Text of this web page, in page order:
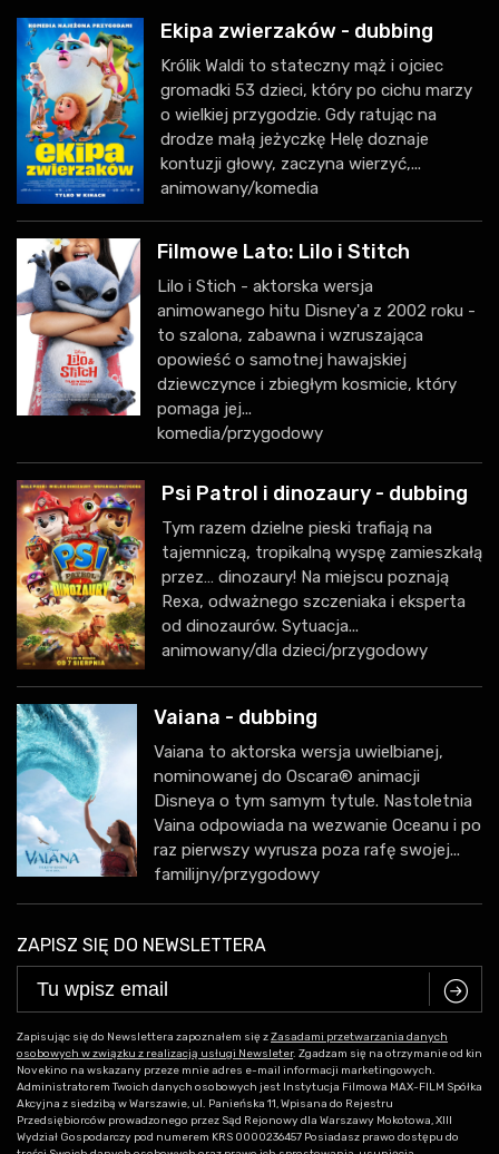
Ekipa zwierzaków - dubbing
Królik Waldi to stateczny mąż i ojciec
gromadki 53 dzieci, który po cichu marzy
o wielkiej przygodzie. Gdy ratując na
drodze małą jeżyczkę Helę doznaje
kontuzji głowy, zaczyna wierzyć,...
animowany/komedia
Filmowe Lato: Lilo i Stitch
Lilo i Stich - aktorska wersja
animowanego hitu Disney'a z 2002 roku -
to szalona, zabawna i wzruszająca
opowieść o samotnej hawajskiej
dziewczynce i zbiegłym kosmicie, który
pomaga jej...
komedia/przygodowy
Psi Patrol i dinozaury - dubbing
Tym razem dzielne pieski trafiają na
tajemniczą, tropikalną wyspę zamieszkałą
przez… dinozaury! Na miejscu poznają
Rexa, odważnego szczeniaka i eksperta
od dinozaurów. Sytuacja...
animowany/dla dzieci/przygodowy
Vaiana - dubbing
Vaiana to aktorska wersja uwielbianej,
nominowanej do Oscara® animacji
Disneya o tym samym tytule. Nastoletnia
Vaina odpowiada na wezwanie Oceanu i po
raz pierwszy wyrusza poza rafę swojej...
familijny/przygodowy
ZAPISZ SIĘ DO NEWSLETTERA
C
Zapisując się do Newslettera zapoznałem się zZasadami przetwarzania danych
osobowych w związku z realizacją usługi Newsleter. Zgadzam się na otrzymanie od kin
Novekino na wskazany przeze mnie adres e-mail informacji marketingowych.
Administratorem Twoich danych osobowych jest Instytucja Filmowa MAX-FILM Spółka
Akcyjna z siedzibą w Warszawie, ul. Panieńska 11, Wpisana do Rejestru
Przedsiębiorców prowadzonego przez Sąd Rejonowy dla Warszawy Mokotowa, XIII
Wydział Gospodarczy pod numerem KRS 0000236457 Posiadasz prawo dostępu do